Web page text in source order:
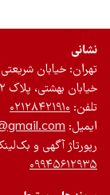
محتواهاست.
نشانی
تهران: خیابان
خیابان بهشتی، پلاک ۱۲، طبقه سوم، واحد ۵
تلفن: ۰۲۱۲۸۴۲۱۹۱۰
ایمیل:
رپورتاژ آگهی و
۰۹۹۴۵۶۱۲۹۳۵